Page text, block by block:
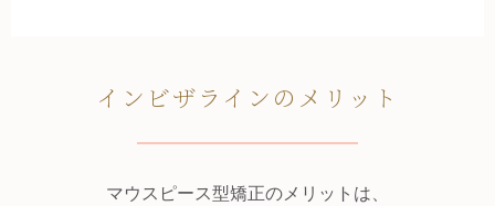
インビザラインのメリット
マウスピース型矯正のメリットは、